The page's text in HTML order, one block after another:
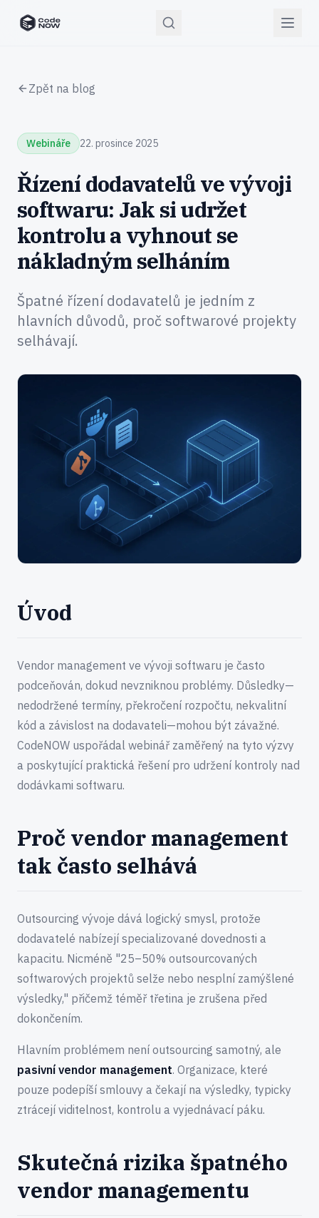
CodeNOW Home
Zpět na blog
Webináře 22. prosince 2025
Řízení dodavatelů ve vývoji
softwaru: Jak si udržet
kontrolu a vyhnout se
nákladným selháním
Špatné řízení dodavatelů je jedním z
hlavních důvodů, proč softwarové projekty
selhávají.
Úvod
Vendor management ve vývoji softwaru je často
podceňován, dokud nevzniknou problémy. Důsledky—
nedodržené termíny, překročení rozpočtu, nekvalitní
kód a závislost na dodavateli—mohou být závažné.
CodeNOW uspořádal webinář zaměřený na tyto výzvy
a poskytující praktická řešení pro udržení kontroly nad
dodávkami softwaru.
Proč vendor management
tak často selhává
Outsourcing vývoje dává logický smysl, protože
dodavatelé nabízejí specializované dovednosti a
kapacitu. Nicméně "25–50% outsourcovaných
softwarových projektů selže nebo nesplní zamýšlené
výsledky," přičemž téměř třetina je zrušena před
dokončením.
Hlavním problémem není outsourcing samotný, ale
pasivní vendor management. Organizace, které
pouze podepíší smlouvy a čekají na výsledky, typicky
ztrácejí viditelnost, kontrolu a vyjednávací páku.
Skutečná rizika špatného
vendor managementu